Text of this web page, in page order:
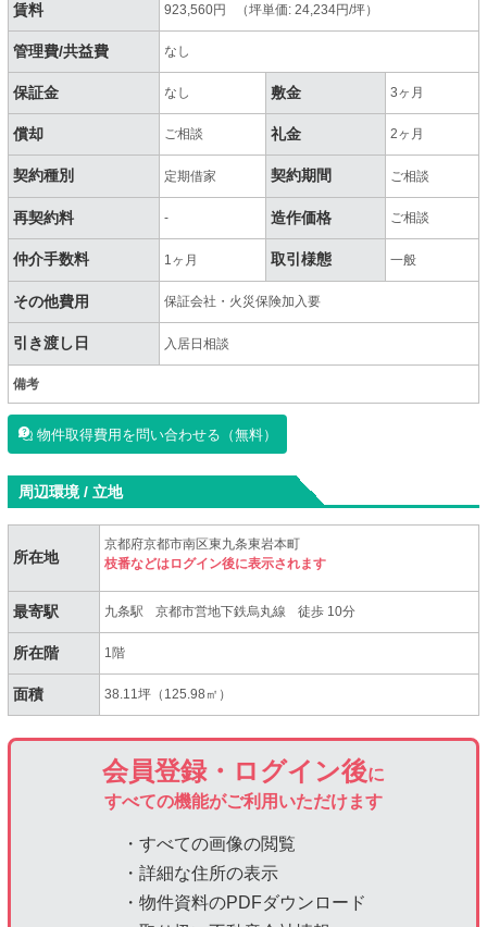
賃料 923,560円 （坪単価: 24,234円/坪）
管理費/共益費 なし
保証金 なし 敷金 3ヶ月
償却 ご相談 礼金 2ヶ月
契約種別 定期借家 契約期間 ご相談
再契約料 - 造作価格 ご相談
仲介手数料 1ヶ月 取引様態 一般
その他費用 保証会社・火災保険加入要
引き渡し日 入居日相談
備考
物件取得費用を問い合わせる（無料）
周辺環境 / 立地
所在地
京都府京都市南区東九条東岩本町
枝番などはログイン後に表示されます
最寄駅 九条駅 京都市営地下鉄烏丸線 徒歩 10分
所在階 1階
面積 38.11坪（125.98㎡）
会員登録・ログイン後に
すべての機能がご利用いただけます
・すべての画像の閲覧
・詳細な住所の表示
・物件資料のPDFダウンロード